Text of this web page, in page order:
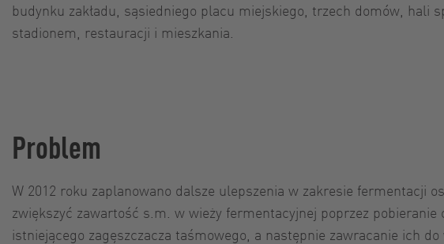
budynku zakładu, sąsiedniego placu miejskiego, trzech domów, hali
stadionem, restauracji i mieszkania.
Problem
W 2012 roku zaplanowano dalsze ulepszenia w zakresie fermentacji
zwiększyć zawartość s.m. w wieży fermentacyjnej poprzez pobieranie
istniejącego zagęszczacza taśmowego, a następnie zawracanie ich